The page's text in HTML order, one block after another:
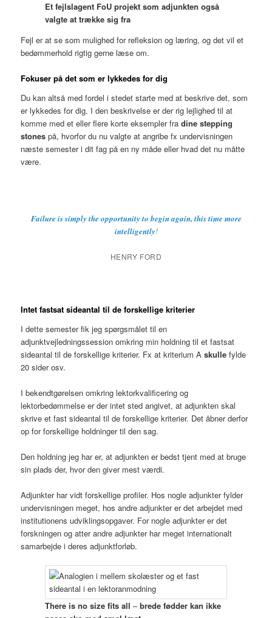
Et fejlslagent FoU projekt som adjunkten også
valgte at trække sig fra
Fejl er at se som mulighed for refleksion og læring, og det vil et
bedømmerhold rigtig gerne læse om.
Fokuser på det som er lykkedes for dig
Du kan altså med fordel i stedet starte med at beskrive det, som
er lykkedes for dig. I den beskrivelse er der rig lejlighed til at
komme med et eller flere korte eksempler fradine stepping
stones på, hvorfor du nu valgte at angribe fx undervisningen
næste semester i dit fag på en ny måde eller hvad det nu måtte
være.
Failure is simply the opportunity to begin again, this time more
intelligently!
HENRY FORD
Intet fastsat sideantal til de forskellige kriterier
I dette semester fik jeg spørgsmålet til en
adjunktvejledningssession omkring min holdning til et fastsat
sideantal til de forskellige kriterier. Fx at kriterium Askulle fylde
20 sider osv.
I bekendtgørelsen omkring lektorkvalificering og
lektorbedømmelse er der intet sted angivet, at adjunkten skal
skrive et fast sideantal til de forskellige kriterier. Det åbner derfor
op for forskellige holdninger til den sag.
Den holdning jeg har er, at adjunkten er bedst tjent med at bruge
sin plads der, hvor den giver mest værdi.
Adjunkter har vidt forskellige profiler. Hos nogle adjunkter fylder
undervisningen meget, hos andre adjunkter er det arbejdet med
institutionens udviklingsopgaver. For nogle adjunkter er det
forskningen og atter andre adjunkter har meget internationalt
samarbejde i deres adjunktforløb.
There is no size fits all–brede fødder kan ikke